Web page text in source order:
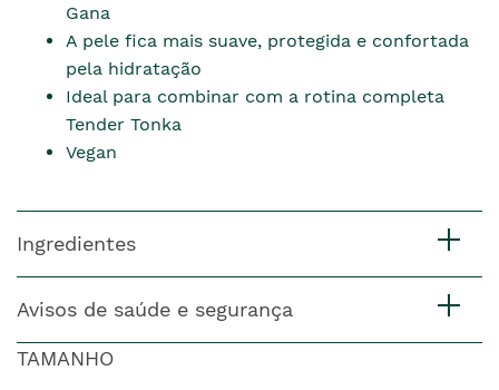
Gana
A pele fica mais suave, protegida e confortada
pela hidratação
Ideal para combinar com a rotina completa
Tender Tonka
Vegan
Ingredientes
Avisos de saúde e segurança
TAMANHO